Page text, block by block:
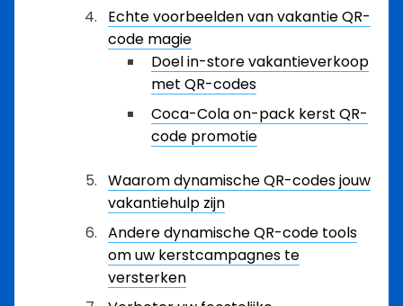
Echte voorbeelden van vakantie QR-
code magie
Doel in-store vakantieverkoop
met QR-codes
Coca-Cola on-pack kerst QR-
code promotie
Waarom dynamische QR-codes jouw
vakantiehulp zijn
Andere dynamische QR-code tools
om uw kerstcampagnes te
versterken